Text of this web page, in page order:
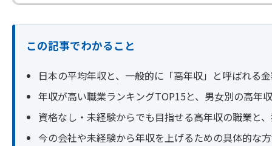
この記事でわかること
日本の平均年収と、一般的に「高年収」と呼ばれる
年収が高い職業ランキングTOP15と、男女別の高年
資格なし・未経験からでも目指せる高年収の職業と
今の会社や未経験から年収を上げるための具体的な